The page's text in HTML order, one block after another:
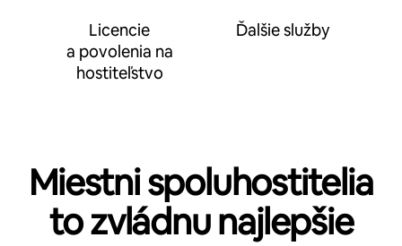
Licencie
a povolenia na
hostiteľstvo
Ďalšie služby
Miestni spoluhostitelia
to zvládnu najlepšie